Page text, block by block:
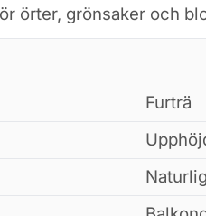
örter, grönsaker och
Furträ